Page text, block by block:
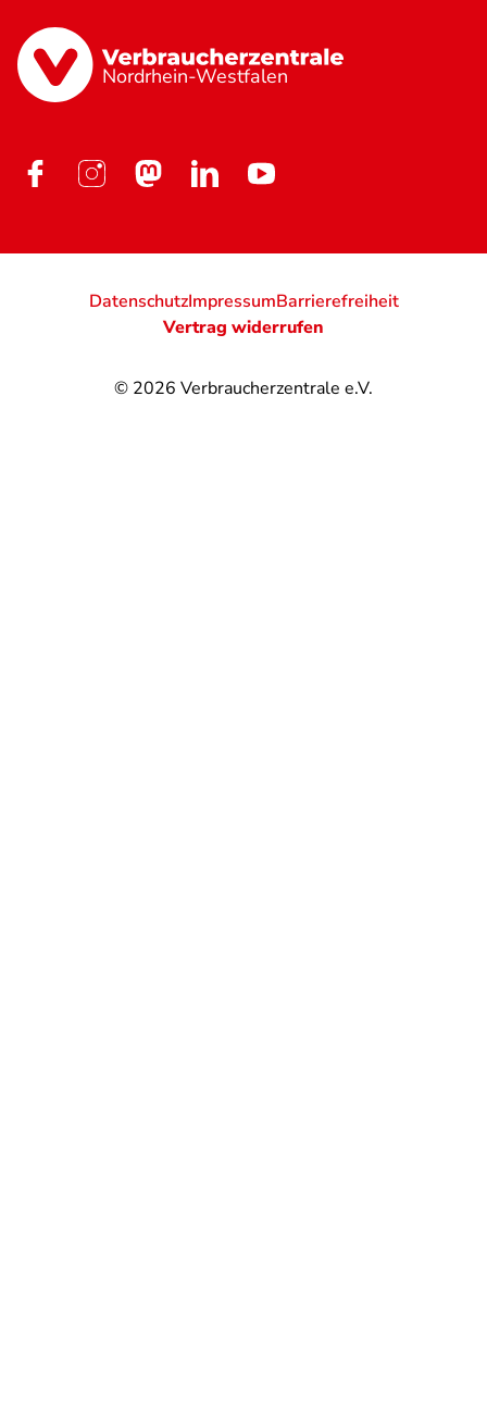
Nordrhein-Westfalen
© 2026 Verbraucherzentrale e.V.
DatenschutzImpressumBarrierefreiheit
Vertrag widerrufen